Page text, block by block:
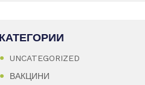
КАТЕГОРИИ
UNCATEGORIZED
ВАКЦИНИ